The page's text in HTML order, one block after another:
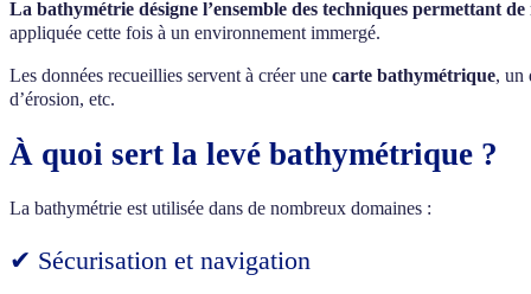
La bathymétrie désigne l’ensemble des techniques permettant
appliquée cette fois à un environnement immergé.
Les données recueillies servent à créer une carte bathymétrique, un
d’érosion, etc.
À quoi sert la levé bathymétrique ?
La bathymétrie est utilisée dans de nombreux domaines :
✔ Sécurisation et navigation